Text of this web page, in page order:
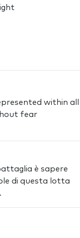
within all
fear
è sapere
di questa lotta